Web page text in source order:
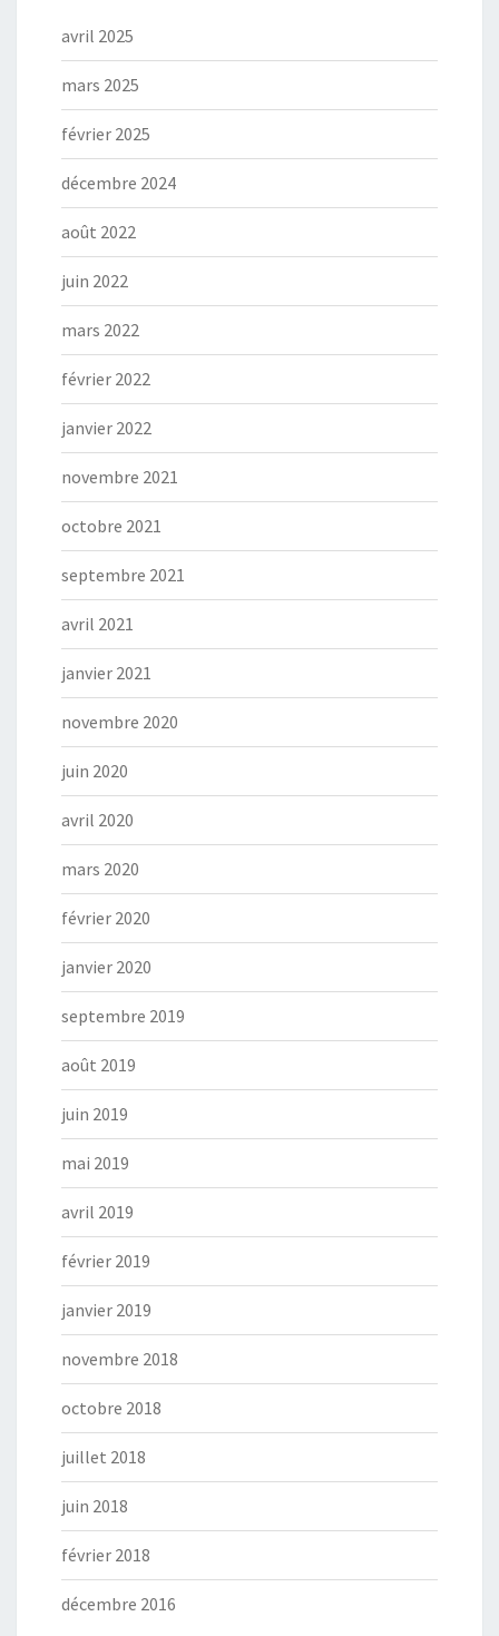
avril 2025
mars 2025
février 2025
décembre 2024
août 2022
juin 2022
mars 2022
février 2022
janvier 2022
novembre 2021
octobre 2021
septembre 2021
avril 2021
janvier 2021
novembre 2020
juin 2020
avril 2020
mars 2020
février 2020
janvier 2020
septembre 2019
août 2019
juin 2019
mai 2019
avril 2019
février 2019
janvier 2019
novembre 2018
octobre 2018
juillet 2018
juin 2018
février 2018
décembre 2016